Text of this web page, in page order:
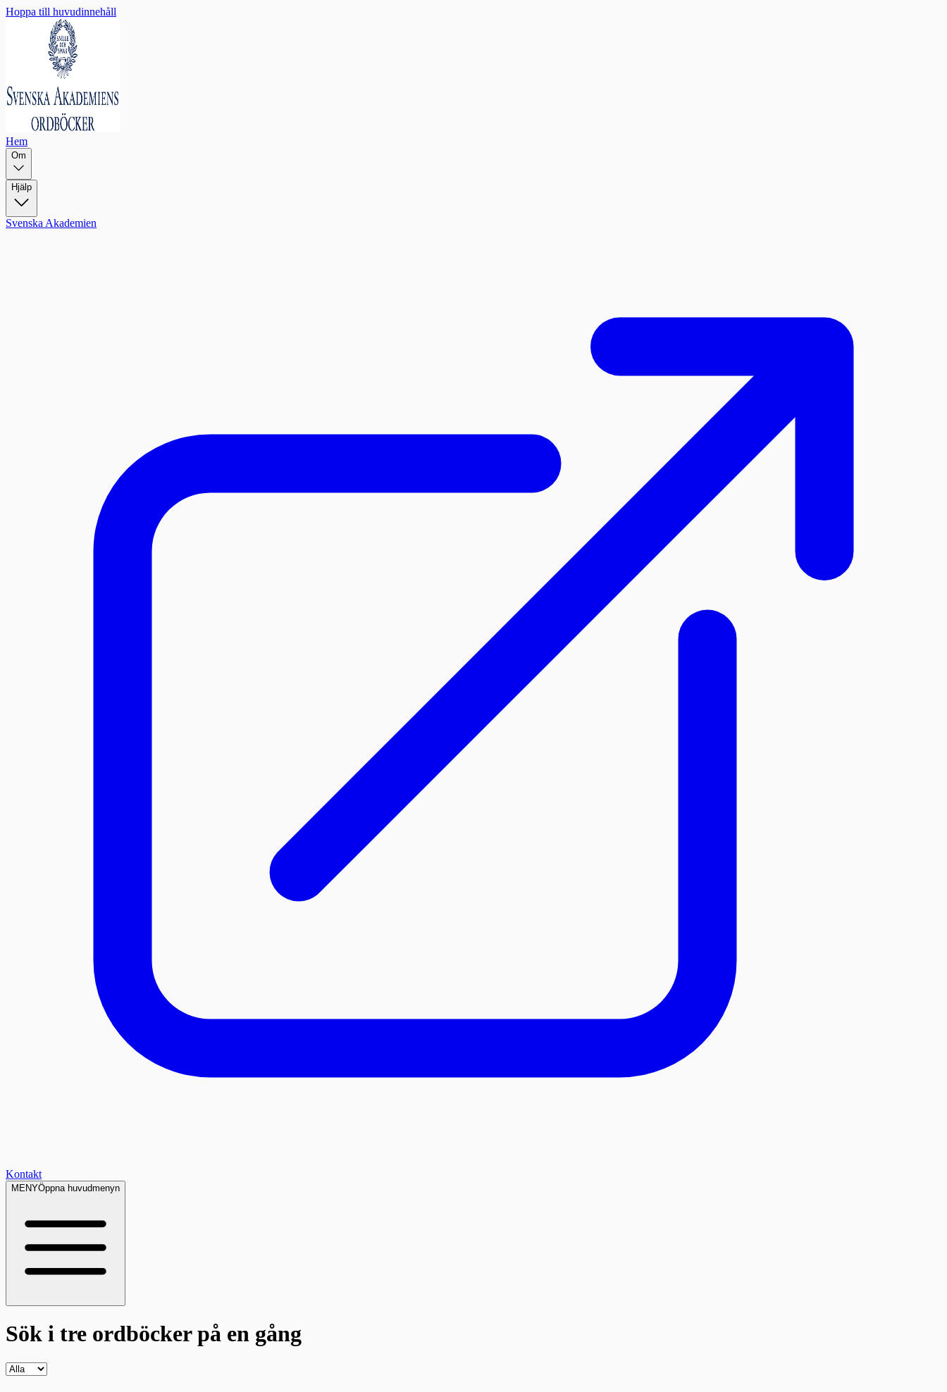
Hoppa till huvudinnehåll
Hem
Om
Hjälp
Svenska Akademien
Kontakt
MENYÖppna huvudmenyn
Sök i tre ordböckerpå en gång